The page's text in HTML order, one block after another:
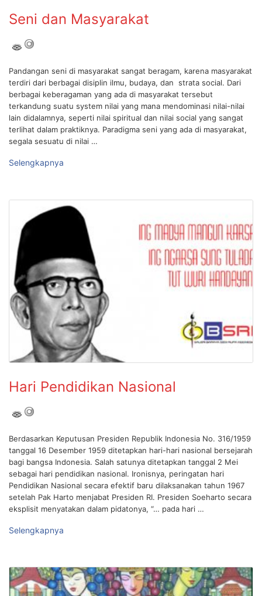
Seni dan Masyarakat
Pandangan seni di masyarakat sangat beragam, karena masyarakat
terdiri dari berbagai disiplin ilmu, budaya, dan strata social. Dari
berbagai keberagaman yang ada di masyarakat tersebut
terkandung suatu system nilai yang mana mendominasi nilai-nilai
lain didalamnya, seperti nilai spiritual dan nilai social yang sangat
terlihat dalam praktiknya. Paradigma seni yang ada di masyarakat,
segala sesuatu di nilai …
Selengkapnya
Hari Pendidikan Nasional
Berdasarkan Keputusan Presiden Republik Indonesia No. 316/1959
tanggal 16 Desember 1959 ditetapkan hari-hari nasional bersejarah
bagi bangsa Indonesia. Salah satunya ditetapkan tanggal 2 Mei
sebagai hari pendidikan nasional. Ironisnya, peringatan hari
Pendidikan Nasional secara efektif baru dilaksanakan tahun 1967
setelah Pak Harto menjabat Presiden RI. Presiden Soeharto secara
eksplisit menyatakan dalam pidatonya, “… pada hari …
Selengkapnya